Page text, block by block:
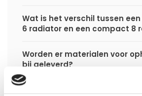
Wat is het verschil tussen
6 radiator en een compact 8
Worden er materialen voor
bij geleverd?